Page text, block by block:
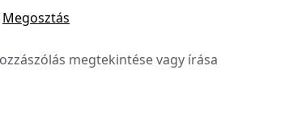
Megosztás
megtekintése vagy írása